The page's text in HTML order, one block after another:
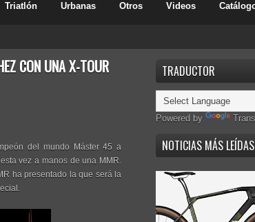
Triatlón Urbanas Otros Videos
CON UNA X-TOUR
del mundo Máster 45 a
vez a manos de una MMR.
ha presentado la que será la
TRADUCTOR
Powered by
NOTICIAS MÁS LEÍDAS